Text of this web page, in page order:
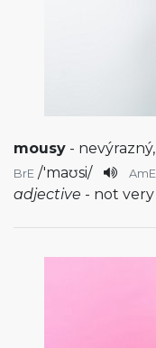
mousy -
BrE /'maʊsi/ AmE
adjective - not